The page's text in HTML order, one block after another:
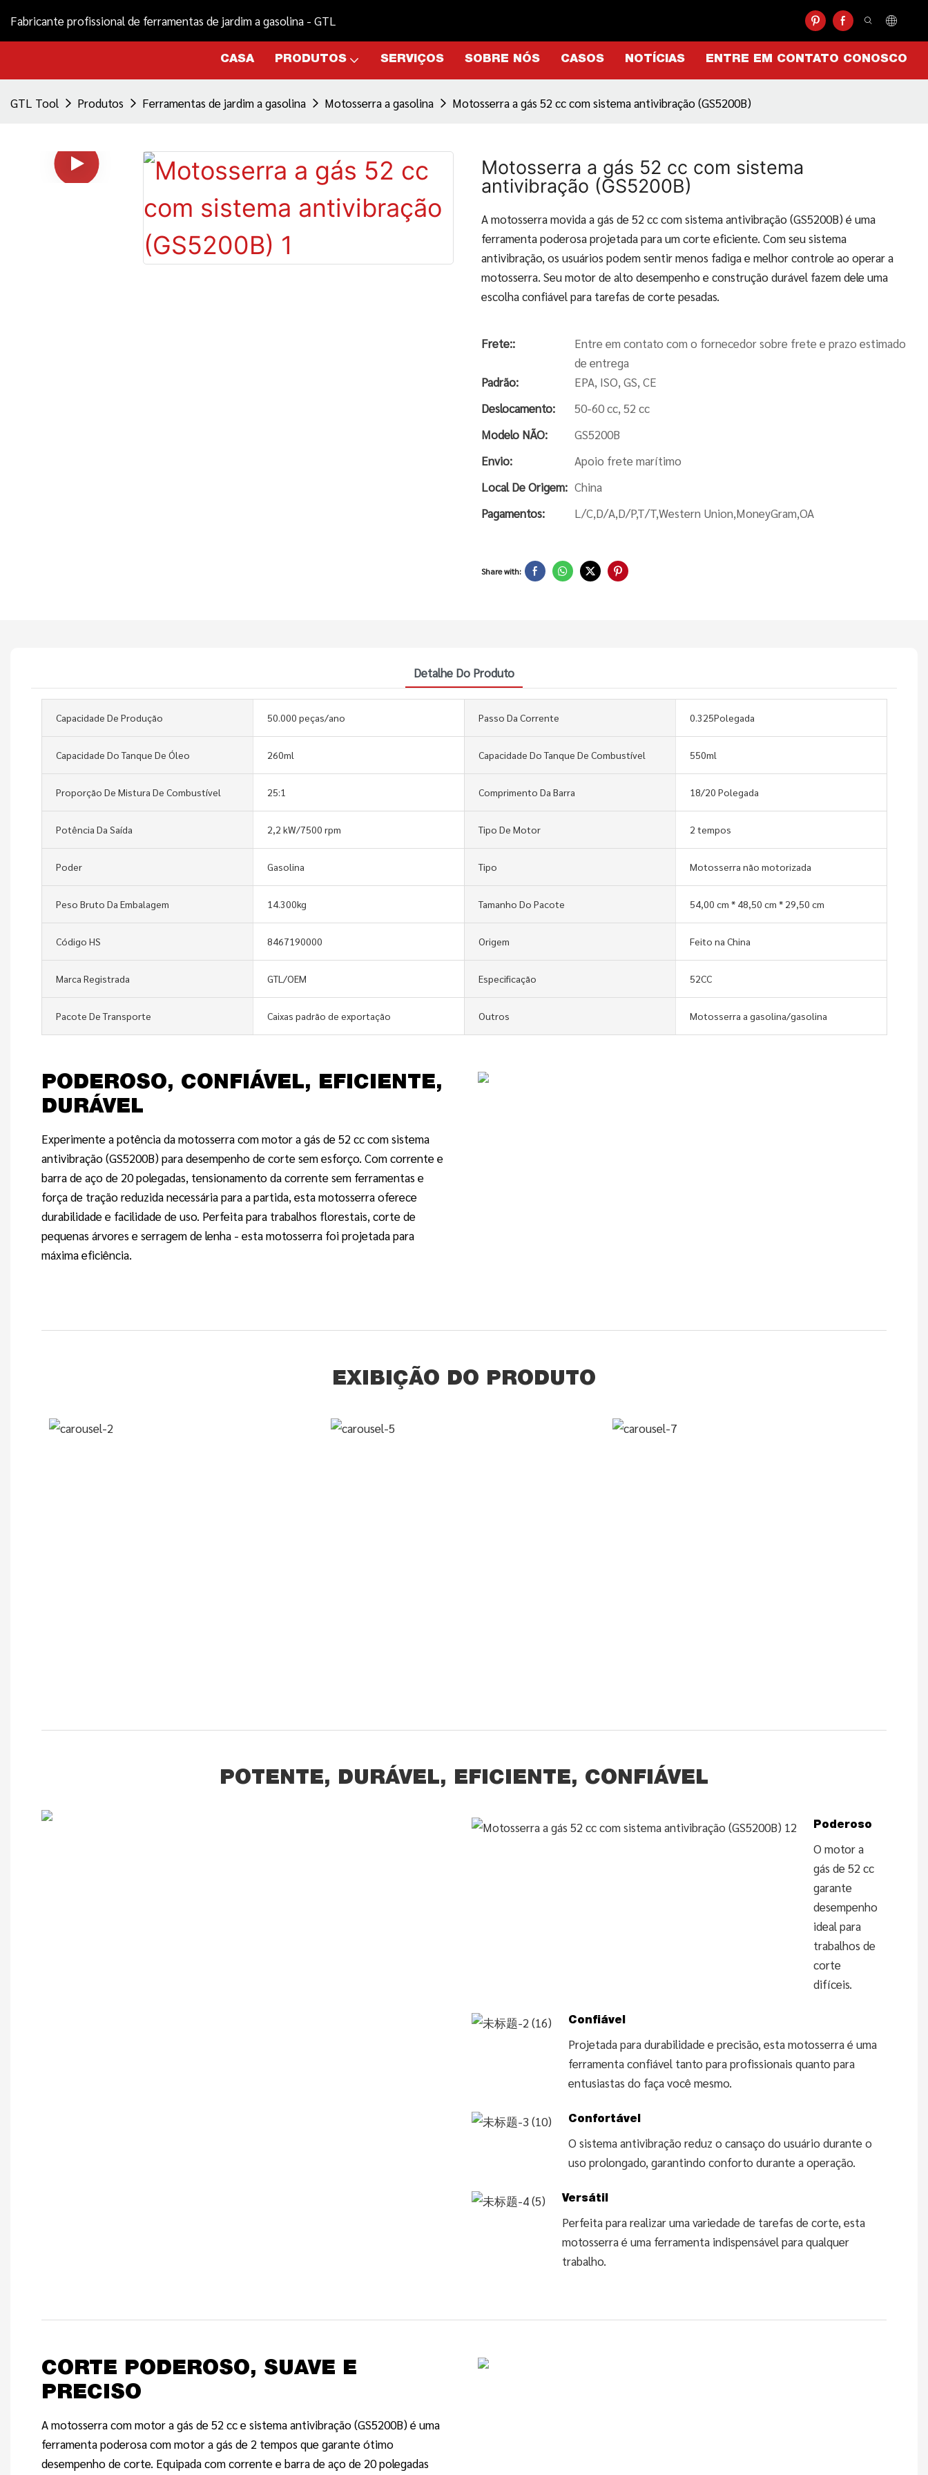
Fabricante profissional de ferramentas de jardim a gasolina - GTL
CASA PRODUTOS SERVIÇOS SOBRE NÓS CASOS NOTÍCIAS ENTRE EM CONTATO CONOSCO
GTL Tool Produtos Ferramentas de jardim a gasolina Motosserra a gasolina Motosserra a gás 52 cc com sistema antivibração (GS5200B)
Motosserra a gás 52 cc com sistema
antivibração (GS5200B)
A motosserra movida a gás de 52 cc com sistema antivibração (GS5200B) é uma
ferramenta poderosa projetada para um corte eficiente. Com seu sistema
antivibração, os usuários podem sentir menos fadiga e melhor controle ao operar a
motosserra. Seu motor de alto desempenho e construção durável fazem dele uma
escolha confiável para tarefas de corte pesadas.
Frete::
Entre em contato com o fornecedor sobre frete e prazo estimado
de entrega
Padrão:
EPA, ISO, GS, CE
Deslocamento:
50-60 cc, 52 cc
Modelo NÃO:
GS5200B
Envio:
Apoio frete marítimo
Local De Origem: China
Pagamentos:
L/C,D/A,D/P,T/T,Western Union,MoneyGram,OA
Share with:
Detalhe Do Produto
Capacidade De Produção 50.000 peças/ano Passo Da Corrente 0.325Polegada
Capacidade Do Tanque De Óleo 260ml Capacidade Do Tanque De Combustível 550ml
Proporção De Mistura De Combustível 25:1 Comprimento Da Barra 18/20 Polegada
Potência Da Saída 2,2 kW/7500 rpm Tipo De Motor 2 tempos
Poder Gasolina Tipo Motosserra não motorizada
Peso Bruto Da Embalagem 14.300kg Tamanho Do Pacote 54,00 cm * 48,50 cm * 29,50 cm
Código HS 8467190000 Origem Feito na China
Marca Registrada GTL/OEM Especificação 52CC
Pacote De Transporte Caixas padrão de exportação Outros Motosserra a gasolina/gasolina
PODEROSO, CONFIÁVEL, EFICIENTE,
DURÁVEL
Experimente a potência da motosserra com motor a gás de 52 cc com sistema
antivibração (GS5200B) para desempenho de corte sem esforço. Com corrente e
barra de aço de 20 polegadas, tensionamento da corrente sem ferramentas e
força de tração reduzida necessária para a partida, esta motosserra oferece
durabilidade e facilidade de uso. Perfeita para trabalhos florestais, corte de
pequenas árvores e serragem de lenha - esta motosserra foi projetada para
máxima eficiência.
EXIBIÇÃO DO PRODUTO
POTENTE, DURÁVEL, EFICIENTE, CONFIÁVEL
Poderoso
O motor a
gás de 52 cc
garante
desempenho
ideal para
trabalhos de
corte
difíceis.
Confiável
Projetada para durabilidade e precisão, esta motosserra é uma
ferramenta confiável tanto para profissionais quanto para
entusiastas do faça você mesmo.
Confortável
O sistema antivibração reduz o cansaço do usuário durante o
uso prolongado, garantindo conforto durante a operação.
Versátil
Perfeita para realizar uma variedade de tarefas de corte, esta
motosserra é uma ferramenta indispensável para qualquer
trabalho.
CORTE PODEROSO, SUAVE E
PRECISO
A motosserra com motor a gás de 52 cc e sistema antivibração (GS5200B) é uma
ferramenta poderosa com motor a gás de 2 tempos que garante ótimo
desempenho de corte. Equipada com corrente e barra de aço de 20 polegadas